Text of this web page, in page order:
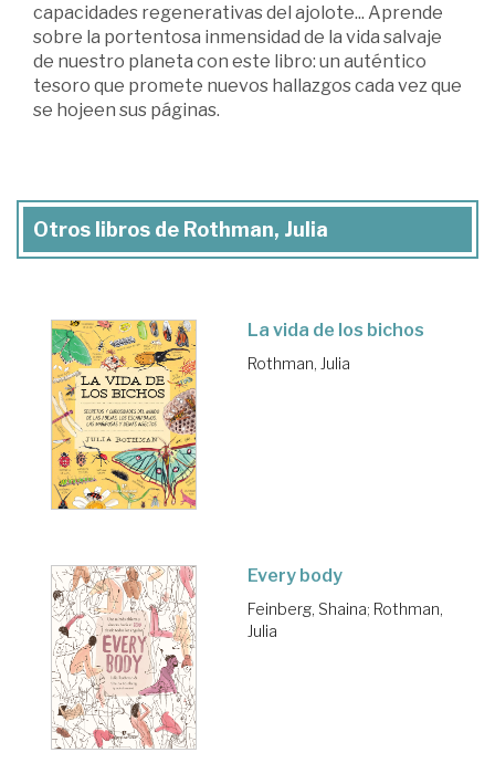
capacidades regenerativas del ajolote... Aprende
sobre la portentosa inmensidad de la vida salvaje
de nuestro planeta con este libro: un auténtico
tesoro que promete nuevos hallazgos cada vez que
se hojeen sus páginas.
Otros libros de Rothman, Julia
La vida de los bichos
Rothman, Julia
Every body
Feinberg, Shaina; Rothman,
Julia